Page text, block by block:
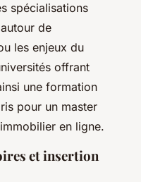
spécialisations
de
les enjeux du
offrant
une formation
pour un master
en ligne.
et insertion